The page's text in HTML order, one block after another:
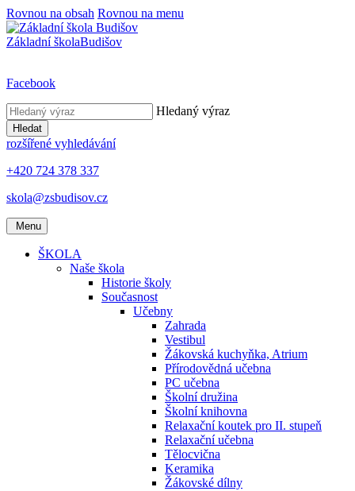
Rovnou na obsah Rovnou na menu
Základní školaBudišov
Facebook
Hledaný výraz
Hledat
rozšířené vyhledávání
+420 724 378 337
skola@zsbudisov.cz
Menu
ŠKOLA
Naše škola
Historie školy
Současnost
Učebny
Zahrada
Vestibul
Žákovská kuchyňka, Atrium
Přírodovědná učebna
PC učebna
Školní družina
Školní knihovna
Relaxační koutek pro II. stupeň
Relaxační učebna
Tělocvična
Keramika
Žákovské dílny